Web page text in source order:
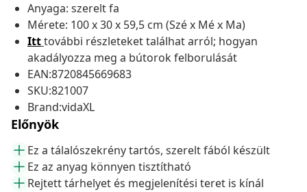
Anyaga: szerelt fa
Mérete: 100 x 30 x 59,5 cm (Szé x Mé x Ma)
Itttovábbi részleteket találhat arról; hogyan
akadályozza meg a bútorok felborulását
EAN:8720845669683
SKU:821007
Brand:vidaXL
Előnyök
Ez a tálalószekrény tartós, szerelt fából készült
Ez az anyag könnyen tisztítható
Rejtett tárhelyet és megjelenítési teret is kínál